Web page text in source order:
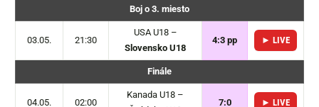
Boj o 3. miesto
03.05. 21:30
USA U18 –
Slovensko U18
4:3 pp ► LIVE
Finále
04.05. 02:00
Kanada U18 –
7:0 ► LIVE